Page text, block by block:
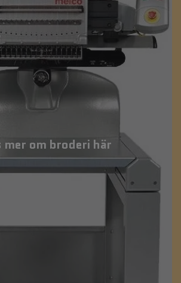
mer om broderi här